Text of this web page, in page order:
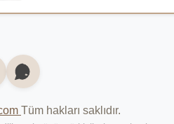
Tüm hakları saklıdır.